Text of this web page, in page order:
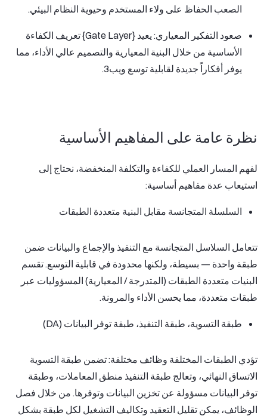
الصعب الحفاظ على ولاء المستخدم وحيوية النظام البيئي.
صعود التفكير المعياري: يعيد {Gate Layer} تعريف الكفاءة
الأساسية من خلال البنية المعيارية والتصميم عالي الأداء، مما
يوفر أفكاراً جديدة لقابلية توسع ويب3.
نظرة عامة على المفاهيم الأساسية
لفهم المسار العملي للكفاءة والتكلفة المنخفضة، نحتاج إلى
استيعاب عدة مفاهيم أساسية:
السلسلة المتجانسة مقابل البنية متعددة الطبقات
تتعامل السلاسل المتجانسة مع التنفيذ والإجماع والبيانات ضمن
طبقة واحدة — بسيطة، ولكنها محدودة في قابلية التوسع. تقسم
البنيات متعددة الطبقات (المتدرجة / المعيارية) المسؤوليات عبر
طبقات متعددة، مما يحسن الأداء والمرونة.
طبقة التسوية، طبقة التنفيذ، طبقة توفر البيانات (DA)
تؤدي الطبقات المختلفة وظائف مختلفة: تضمن طبقة التسوية
الاتساق النهائي، وتعالج طبقة التنفيذ منطق المعاملات، وطبقة
توفر البيانات مسؤولة عن تخزين البيانات وتوفرها. من خلال فصل
الوظائف، يمكن تقليل التعقيد وتكاليف التشغيل لكل طبقة بشكل